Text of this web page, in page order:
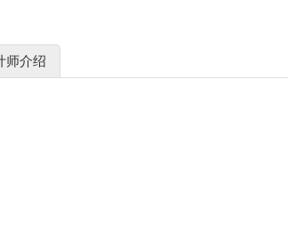
师介绍
网布饰面